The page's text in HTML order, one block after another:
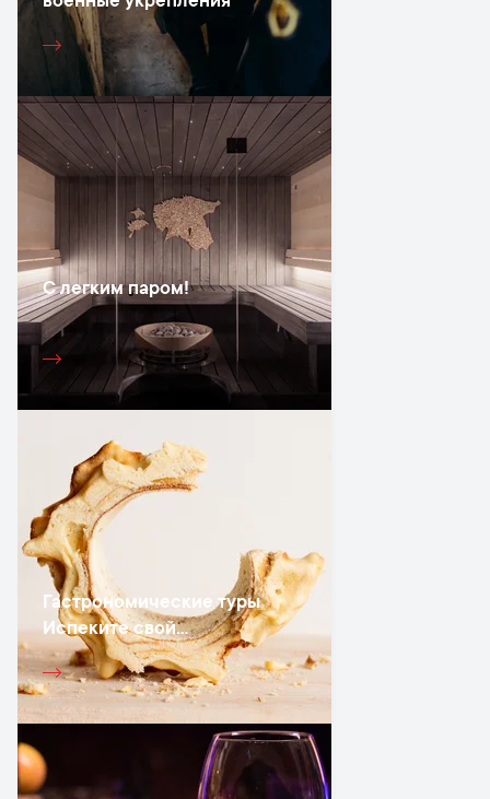
С легким паром!
Гастрономические туры
Испеките свой
собственный «древесный
торт»